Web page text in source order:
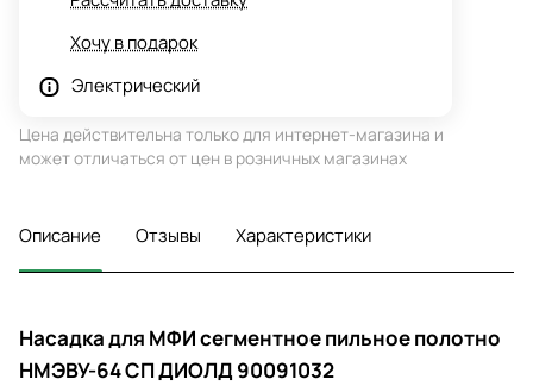
Хочу в подарок
Электрический
Цена действительна только для интернет-магазина и
может отличаться от цен в розничных магазинах
Описание Отзывы Характеристики
Насадка для МФИ сегментное пильное полотно
НМЭВУ-64 СП ДИОЛД 90091032